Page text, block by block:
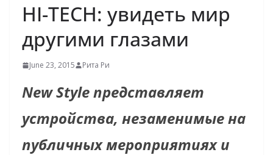
HI-TECH: увидеть мир
другими глазами
June 23, 2015 Рита Ри
New Style представляет
устройства, незаменимые на
публичных мероприятиях и